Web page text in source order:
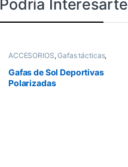
Podría Interesarte
ACCESORIOS,Gafas tácticas,
Orientación y Supervivencia
Gafas de Sol Deportivas
Polarizadas